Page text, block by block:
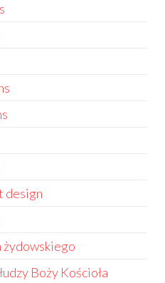
design
żydowskiego
Boży Kościoła